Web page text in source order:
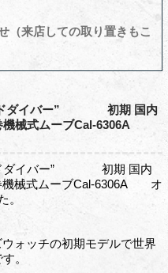
（来店しての取り置きもこ
ダイバー” 初期 国内
械式ムーブCal-6306A
ダイバー” 初期 国内
械式ムーブCal-6306A オ
。
ォッチの初期モデルで世界
。